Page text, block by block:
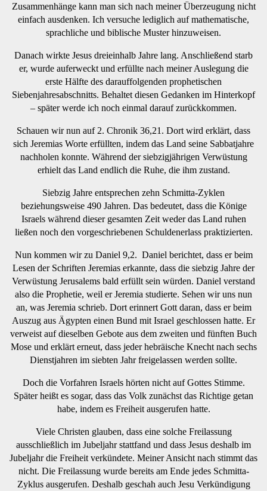
Zusammenhänge kann man sich nach meiner Überzeugung nicht
einfach ausdenken. Ich versuche lediglich auf mathematische,
sprachliche und biblische Muster hinzuweisen.
Danach wirkte Jesus dreieinhalb Jahre lang. Anschließend starb
er, wurde auferweckt und erfüllte nach meiner Auslegung die
erste Hälfte des darauffolgenden prophetischen
Siebenjahresabschnitts. Behaltet diesen Gedanken im Hinterkopf
– später werde ich noch einmal darauf zurückkommen.
Schauen wir nun auf 2. Chronik 36,21. Dort wird erklärt, dass
sich Jeremias Worte erfüllten, indem das Land seine Sabbatjahre
nachholen konnte. Während der siebzigjährigen Verwüstung
erhielt das Land endlich die Ruhe, die ihm zustand.
Siebzig Jahre entsprechen zehn Schmitta-Zyklen
beziehungsweise 490 Jahren. Das bedeutet, dass die Könige
Israels während dieser gesamten Zeit weder das Land ruhen
ließen noch den vorgeschriebenen Schuldenerlass praktizierten.
Nun kommen wir zu Daniel 9,2. Daniel berichtet, dass er beim
Lesen der Schriften Jeremias erkannte, dass die siebzig Jahre der
Verwüstung Jerusalems bald erfüllt sein würden. Daniel verstand
also die Prophetie, weil er Jeremia studierte. Sehen wir uns nun
an, was Jeremia schrieb. Dort erinnert Gott daran, dass er beim
Auszug aus Ägypten einen Bund mit Israel geschlossen hatte. Er
verweist auf dieselben Gebote aus dem zweiten und fünften Buch
Mose und erklärt erneut, dass jeder hebräische Knecht nach sechs
Dienstjahren im siebten Jahr freigelassen werden sollte.
Doch die Vorfahren Israels hörten nicht auf Gottes Stimme.
Später heißt es sogar, dass das Volk zunächst das Richtige getan
habe, indem es Freiheit ausgerufen hatte.
Viele Christen glauben, dass eine solche Freilassung
ausschließlich im Jubeljahr stattfand und dass Jesus deshalb im
Jubeljahr die Freiheit verkündete. Meiner Ansicht nach stimmt das
nicht. Die Freilassung wurde bereits am Ende jedes Schmitta-
Zyklus ausgerufen. Deshalb geschah auch Jesu Verkündigung